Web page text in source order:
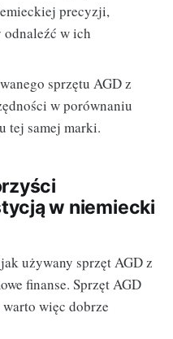
precyzji,
odnaleźć w ich
sprzętu AGD z
w porównaniu
tej samej marki.
w niemiecki
używany sprzęt AGD z
finanse. Sprzęt AGD
więc dobrze